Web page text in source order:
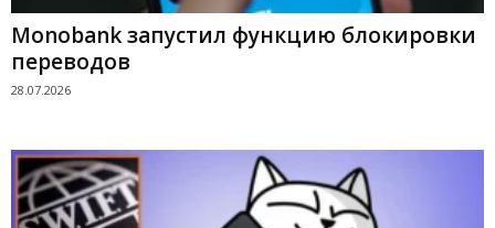
Monobank запустил функцию блокировки
переводов
28.07.2026